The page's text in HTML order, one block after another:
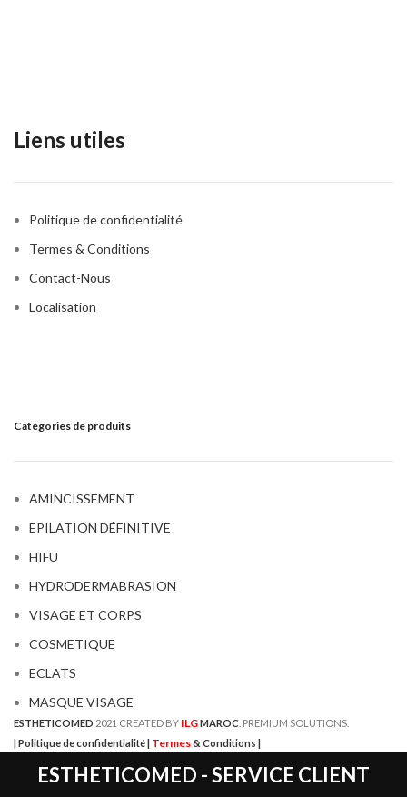
Liens utiles
Politique de confidentialité
Termes & Conditions
Contact-Nous
Localisation
Catégories de produits
AMINCISSEMENT
EPILATION DÉFINITIVE
HIFU
HYDRODERMABRASION
VISAGE ET CORPS
COSMETIQUE
ECLATS
MASQUE VISAGE
ESTHETICOMED 2021 CREATED BY ILGMAROC . PREMIUM SOLUTIONS.
| Politique de confidentialité | Termes& Conditions |
ESTHETICOMED - SERVICE CLIENT